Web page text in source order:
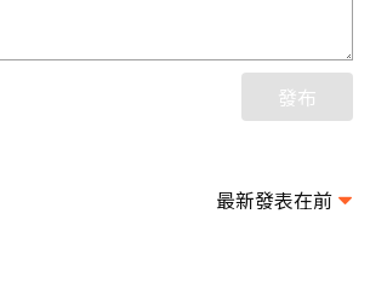
發布
最新發表在前